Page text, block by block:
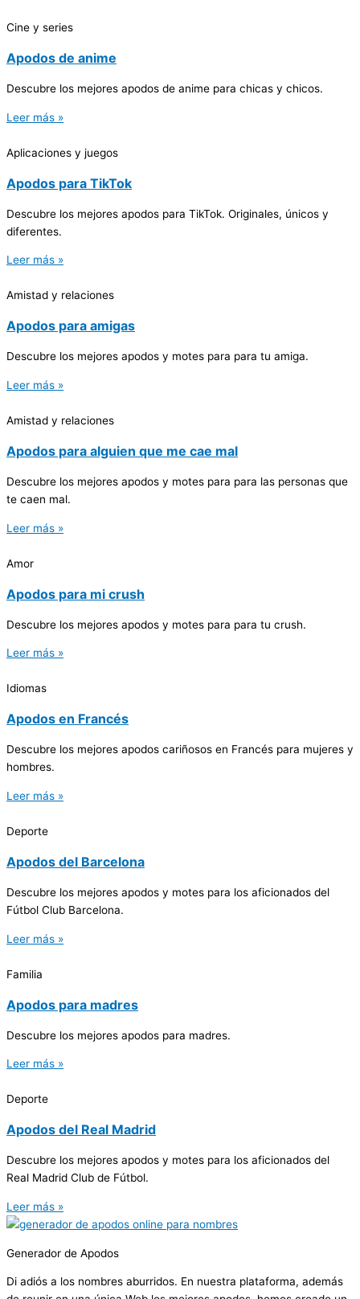
Cine y series
Apodos de anime
Descubre los mejores apodos de anime para chicas y chicos.
Leer más »
Aplicaciones y juegos
Apodos para TikTok
Descubre los mejores apodos para TikTok. Originales, únicos y
diferentes.
Leer más »
Amistad y relaciones
Apodos para amigas
Descubre los mejores apodos y motes para para tu amiga.
Leer más »
Amistad y relaciones
Apodos para alguien que me cae mal
Descubre los mejores apodos y motes para para las personas que
te caen mal.
Leer más »
Amor
Apodos para mi crush
Descubre los mejores apodos y motes para para tu crush.
Leer más »
Idiomas
Apodos en Francés
Descubre los mejores apodos cariñosos en Francés para mujeres y
hombres.
Leer más »
Deporte
Apodos del Barcelona
Descubre los mejores apodos y motes para los aficionados del
Fútbol Club Barcelona.
Leer más »
Familia
Apodos para madres
Descubre los mejores apodos para madres.
Leer más »
Deporte
Apodos del Real Madrid
Descubre los mejores apodos y motes para los aficionados del
Real Madrid Club de Fútbol.
Leer más »
Generador de Apodos
Di adiós a los nombres aburridos. En nuestra plataforma, además